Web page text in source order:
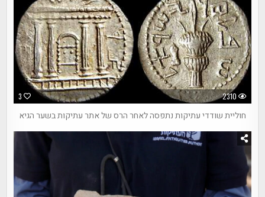
3 2310
חוליית שודדי עתיקות נתפסה לאחר הרס של אתר עתיקות בשער הגיא